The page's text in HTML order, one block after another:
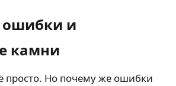
и
камни
просто. Но почему же ошибки